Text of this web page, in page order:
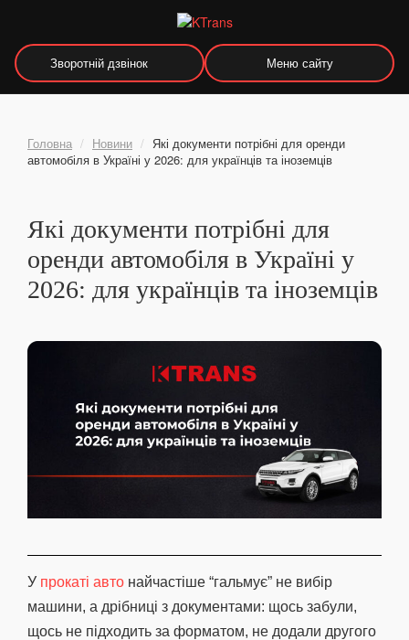
Зворотній дзвінок Меню сайту
Головна / Новини / Які документи потрібні для оренди
автомобіля в Україні у 2026: для українців та іноземців
Які документи потрібні для
оренди автомобіля в Україні у
2026: для українців та іноземців
У прокаті авто найчастіше “гальмує” не вибір
машини, а дрібниці з документами: щось забули,
щось не підходить за форматом, не додали другого